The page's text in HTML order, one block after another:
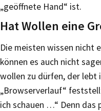
„geöffnete Hand“ ist.
Hat Wollen eine
Die meisten wissen nicht
können es auch nicht
wollen zu dürfen, der lebt
„Browserverlauf“
ich schauen …“ Denn das